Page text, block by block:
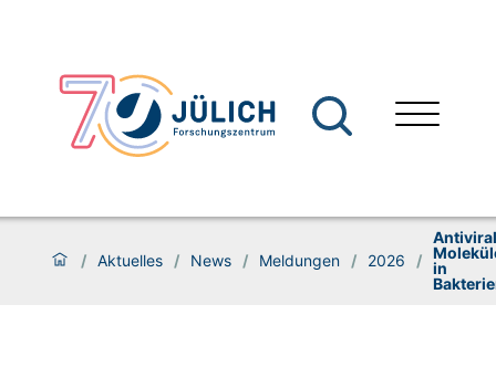
/ Aktuelles / News / Meldungen / 2026 / in